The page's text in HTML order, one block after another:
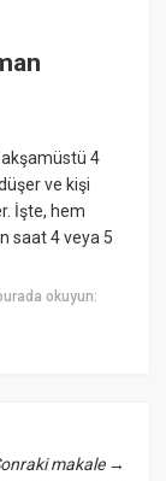
akşamüstü 4
ve kişi
İşte, hem
saat 4 veya 5
okuyun:
makale→